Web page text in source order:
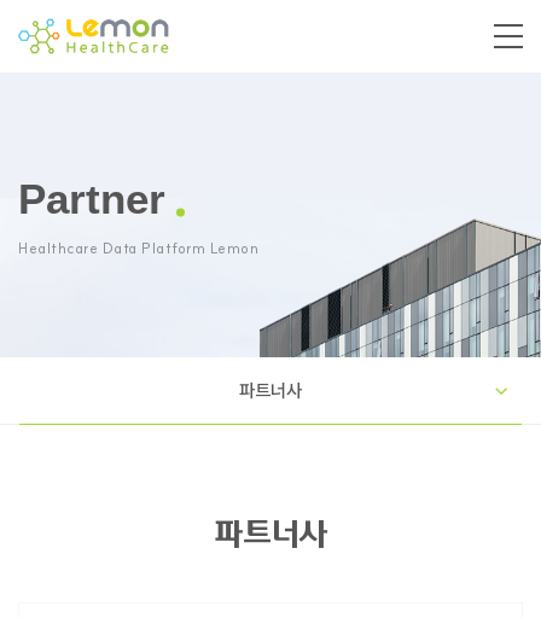
Partner
Healthcare Data Platform Lemon
파트너사
파트너사